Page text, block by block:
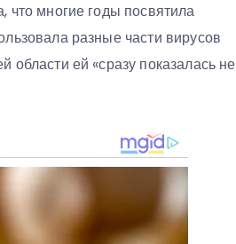
что многие годы посвятила
разные части вирусов
ей «сразу показалась не